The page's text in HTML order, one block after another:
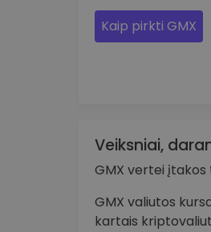
Kaip pirkti GMX
Veiksniai,
GMX vertei įtakos
GMX valiutos
kartais